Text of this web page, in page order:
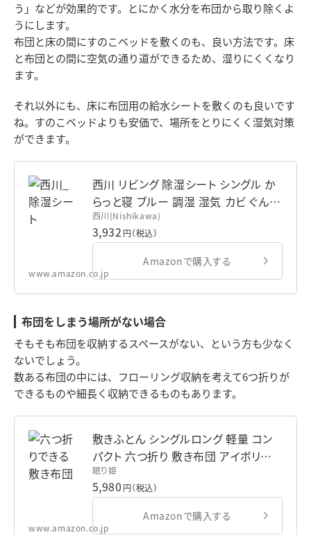
う」などが効果的です。とにかく水分を布団から取り除くよ
うにします。
布団と床の間にすのこベッドを敷くのも、良い方法です。床
と布団との間に空気の通り道ができるため、湿りにくくなり
ます。
それ以外にも、床に布団用の給水シートを敷くのも良いです
ね。すのこベッドよりも安価で、場所をとりにくく湿気対策
ができます。
www.amazon.co.jp
西川 リビング 除湿シート シングル か
らっと寝 ブルー 調湿 湿気 カビ ぐんぐ
ん 吸収 207278805
西川(Nishikawa)
3,932 円（税込）
Amazonで購入する
布団をしまう場所がない場合
そもそも布団を収納するスペースがない、という方も少なく
ないでしょう。
数ある布団の中には、フローリング収納を考えて6つ折りが
できるものや細長く収納できるものもあります。
www.amazon.co.jp
敷きふとん シングルロング 軽量 コン
パクト 六つ折り 敷き布団 アイボリー
ウォッシャブル 洗える布団 日本製 100
cm×210cm 帝人 フィルケア 抗菌 防
臭 防ダニ 敷布団
眠り姫
5,980 円（税込）
Amazonで購入する